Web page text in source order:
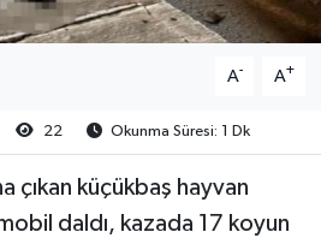
A- A+
22 Okunma Süresi: 1 Dk
çıkan küçükbaş hayvan
daldı, kazada 17 koyun